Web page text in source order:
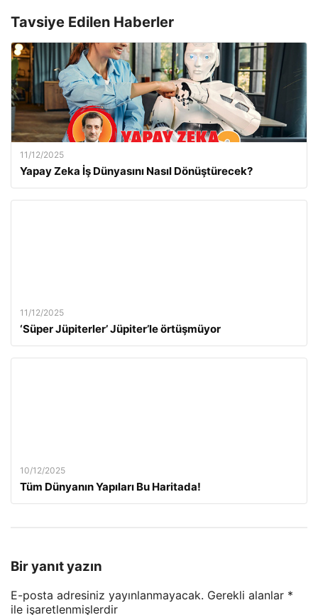
Tavsiye Edilen Haberler
11/12/2025
Yapay Zeka İş Dünyasını Nasıl Dönüştürecek?
11/12/2025
‘Süper Jüpiterler’ Jüpiter’le örtüşmüyor
10/12/2025
Tüm Dünyanın Yapıları Bu Haritada!
Bir yanıt yazın
E-posta adresiniz yayınlanmayacak. Gerekli alanlar *
ile işaretlenmişlerdir